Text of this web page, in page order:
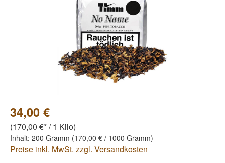
34,00 €
(170,00 €* / 1 Kilo)
Inhalt: 200 Gramm (170,00 € / 1000 Gramm)
Preise inkl. MwSt. zzgl. Versandkosten